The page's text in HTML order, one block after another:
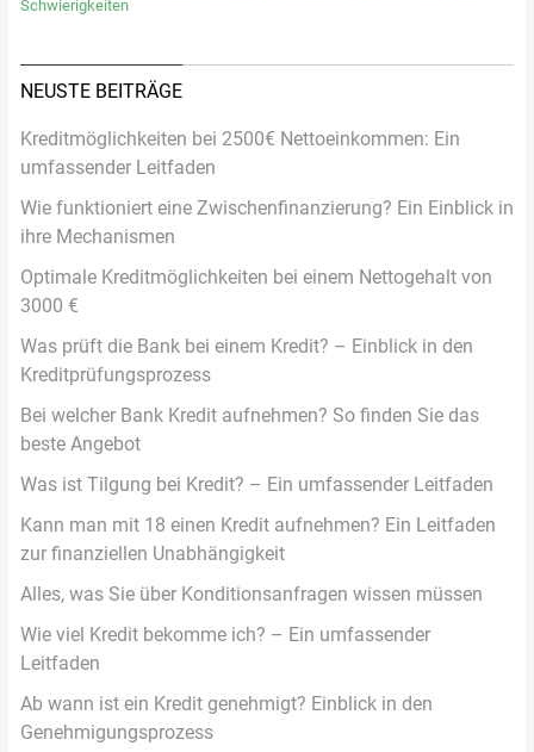
Schwierigkeiten
NEUSTE BEITRÄGE
Kreditmöglichkeiten bei 2500€ Nettoeinkommen: Ein
umfassender Leitfaden
Wie funktioniert eine Zwischenfinanzierung? Ein Einblick in
ihre Mechanismen
Optimale Kreditmöglichkeiten bei einem Nettogehalt von
3000 €
Was prüft die Bank bei einem Kredit? – Einblick in den
Kreditprüfungsprozess
Bei welcher Bank Kredit aufnehmen? So finden Sie das
beste Angebot
Was ist Tilgung bei Kredit? – Ein umfassender Leitfaden
Kann man mit 18 einen Kredit aufnehmen? Ein Leitfaden
zur finanziellen Unabhängigkeit
Alles, was Sie über Konditionsanfragen wissen müssen
Wie viel Kredit bekomme ich? – Ein umfassender
Leitfaden
Ab wann ist ein Kredit genehmigt? Einblick in den
Genehmigungsprozess